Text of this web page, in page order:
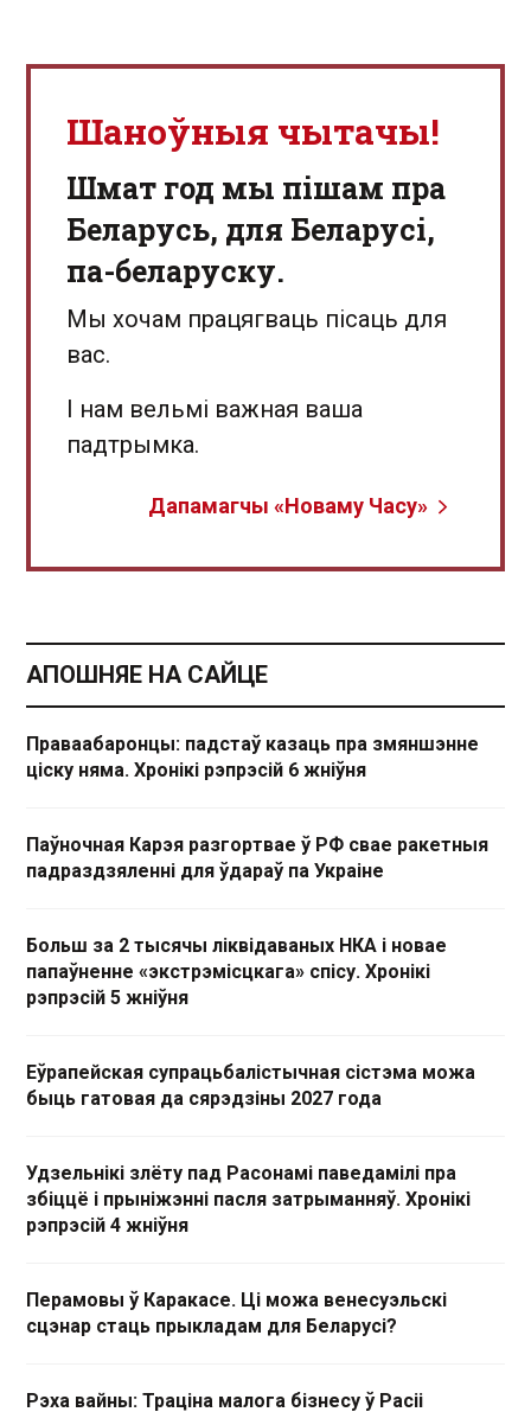
Шаноўныя чытачы!
Шмат год мы пішам пра
Беларусь, для Беларусі,
па-беларуску.
Мы хочам працягваць пісаць для
вас.
І нам вельмі важная ваша
падтрымка.
Дапамагчы «Новаму Часу»
АПОШНЯЕ НА САЙЦЕ
Праваабаронцы: падстаў казаць пра змяншэнне
ціску няма. Хронікі рэпрэсій 6 жніўня
Паўночная Карэя разгортвае ў РФ свае ракетныя
падраздзяленні для ўдараў па Украіне
Больш за 2 тысячы ліквідаваных НКА і новае
папаўненне «экстрэмісцкага» спісу. Хронікі
рэпрэсій 5 жніўня
Еўрапейская супрацьбалістычная сістэма можа
быць гатовая да сярэдзіны 2027 года
Удзельнікі злёту пад Расонамі паведамілі пра
збіццё і прыніжэнні пасля затрыманняў. Хронікі
рэпрэсій 4 жніўня
Перамовы ў Каракасе. Ці можа венесуэльскі
сцэнар стаць прыкладам для Беларусі?
Рэха вайны: Траціна малога бізнесу ў Расіі